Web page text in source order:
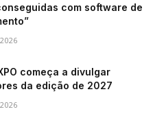
com software de
começa a divulgar
da edição de 2027